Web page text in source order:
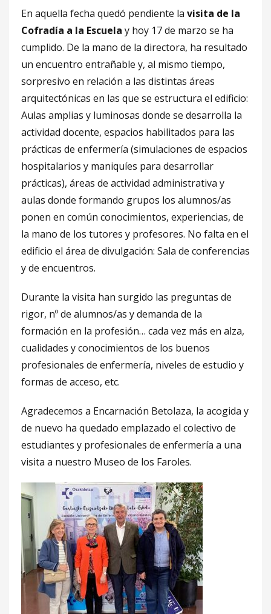
En aquella fecha quedó pendiente la visita de la
Cofradía a la Escuela y hoy 17 de marzo se ha
cumplido. De la mano de la directora, ha resultado
un encuentro entrañable y, al mismo tiempo,
sorpresivo en relación a las distintas áreas
arquitectónicas en las que se estructura el edificio:
Aulas amplias y luminosas donde se desarrolla la
actividad docente, espacios habilitados para las
prácticas de enfermería (simulaciones de espacios
hospitalarios y maniquíes para desarrollar
prácticas), áreas de actividad administrativa y
aulas donde formando grupos los alumnos/as
ponen en común conocimientos, experiencias, de
la mano de los tutores y profesores. No falta en el
edificio el área de divulgación: Sala de conferencias
y de encuentros.
Durante la visita han surgido las preguntas de
rigor, nº de alumnos/as y demanda de la
formación en la profesión… cada vez más en alza,
cualidades y conocimientos de los buenos
profesionales de enfermería, niveles de estudio y
formas de acceso, etc.
Agradecemos a Encarnación Betolaza, la acogida y
de nuevo ha quedado emplazado el colectivo de
estudiantes y profesionales de enfermería a una
visita a nuestro Museo de los Faroles.